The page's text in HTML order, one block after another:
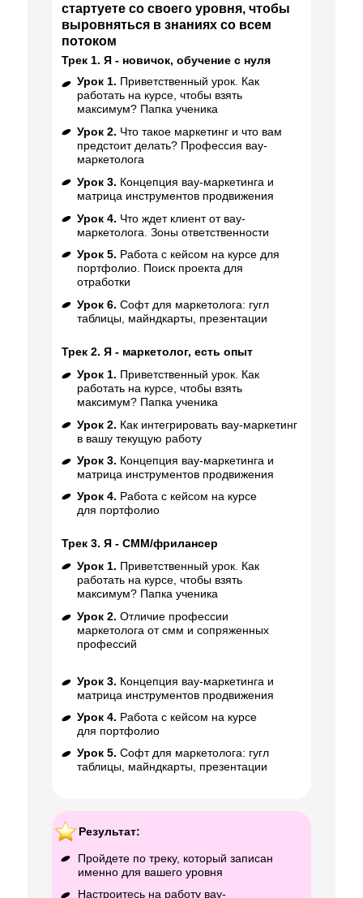
стартуете со своего уровня, чтобы
выровняться в знаниях со всем
потоком
Урок 1. Приветственный урок. Как
работать на курсе, чтобы взять
максимум? Папка ученика
Урок 2. Что такое маркетинг и что вам
предстоит делать? Профессия вау-
маркетолога
Урок 3. Концепция вау-маркетинга и
матрица инструментов продвижения
Трек 1. Я - новичок, обучение с нуля
Урок 1. Приветственный урок. Как
работать на курсе, чтобы взять
максимум? Папка ученика
Урок 2. Как интегрировать вау-маркетинг
в вашу текущую работу
Трек 2. Я - маркетолог, есть опыт
Урок 1. Приветственный урок. Как
работать на курсе, чтобы взять
максимум? Папка ученика
Урок 2. Отличие профессии
маркетолога от смм и сопряженных
профессий
Трек 3. Я - СММ/фрилансер
Урок 3. Концепция вау-маркетинга и
матрица инструментов продвижения
Урок 4. Что ждет клиент от вау-
маркетолога. Зоны ответственности
Урок 5. Работа с кейсом на курсе для
портфолио. Поиск проекта для
отработки
Урок 6. Софт для маркетолога: гугл
таблицы, майндкарты, презентации
Урок 3. Концепция вау-маркетинга и
матрица инструментов продвижения
Урок 4. Работа с кейсом на курсе
для портфолио
Урок 4. Работа с кейсом на курсе
для портфолио
Урок 5. Софт для маркетолога: гугл
таблицы, майндкарты, презентации
Результат:
Пройдете по треку, который записан
именно для вашего уровня
Настроитесь на работу вау-